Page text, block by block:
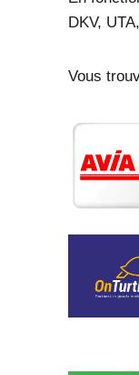
DKV,
Vous